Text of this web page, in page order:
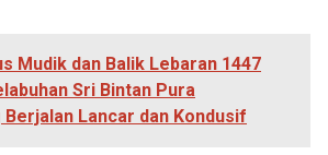
Mudik dan Balik Lebaran 1447
Sri Bintan Pura
Berjalan Lancar dan Kondusif